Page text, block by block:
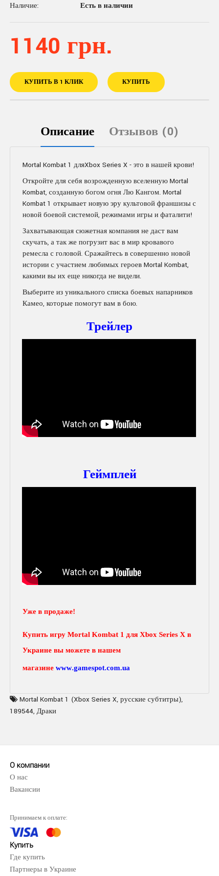
Наличие:
Есть в наличии
1140 грн.
КУПИТЬ В 1 КЛИК КУПИТЬ
Описание Отзывов (0)
Mortal Kombat 1 дляXbox Series X - это в нашей крови!
Откройте для себя возрожденную вселенную Mortal
Kombat, созданную богом огня Лю Кангом. Mortal
Kombat 1 открывает новую эру культовой франшизы с
новой боевой системой, режимами игры и фаталити!
Захватывающая сюжетная компания не даст вам
скучать, а так же погрузит вас в мир кровавого
ремесла с головой. Сражайтесь в совершенно новой
истории с участием любимых героев Mortal Kombat,
какими вы их еще никогда не видели.
Выберите из уникального списка боевых напарников
Камео, которые помогут вам в бою.
Трейлер
Геймплей
Уже в продаже!
Купить игру Mortal Kombat 1 для Xbox Series X в
Украине вы можете в нашем
магазине www.gamespot.com.ua
Mortal Kombat 1 (Xbox Series X, русские субтитры),
189544, Драки
О компании
О нас
Вакансии
Принимаем к оплате:
Купить
Где купить
Партнеры в Украине